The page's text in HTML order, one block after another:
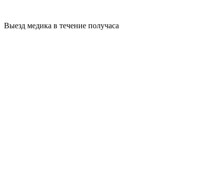
Выезд медика в течение получаса